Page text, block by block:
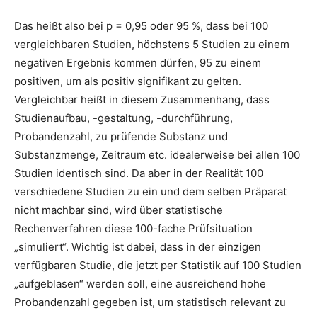
Das heißt also bei p = 0,95 oder 95 %, dass bei 100
vergleichbaren Studien, höchstens 5 Studien zu einem
negativen Ergebnis kommen dürfen, 95 zu einem
positiven, um als positiv signifikant zu gelten.
Vergleichbar heißt in diesem Zusammenhang, dass
Studienaufbau, -gestaltung, -durchführung,
Probandenzahl, zu prüfende Substanz und
Substanzmenge, Zeitraum etc. idealerweise bei allen 100
Studien identisch sind. Da aber in der Realität 100
verschiedene Studien zu ein und dem selben Präparat
nicht machbar sind, wird über statistische
Rechenverfahren diese 100-fache Prüfsituation
„simuliert“. Wichtig ist dabei, dass in der einzigen
verfügbaren Studie, die jetzt per Statistik auf 100 Studien
„aufgeblasen“ werden soll, eine ausreichend hohe
Probandenzahl gegeben ist, um statistisch relevant zu